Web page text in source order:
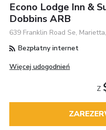
Econo Lodge Inn &
Dobbins ARB
639 Franklin Road Se,
Bezpłatny internet
Więcej udogodnień
Z